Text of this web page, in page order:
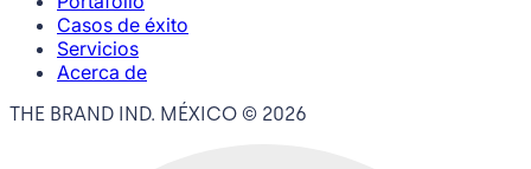
Casos de éxito
Servicios
Acerca de
THE BRAND IND. MÉXICO © 2026